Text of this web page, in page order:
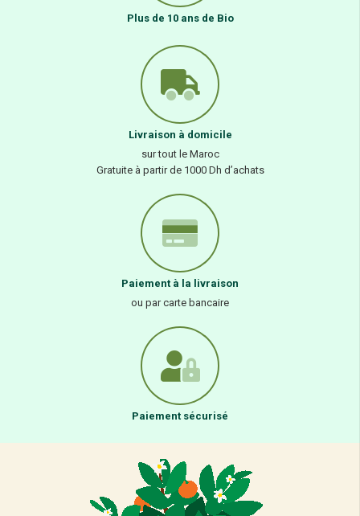
Plus de 10 ans de Bio
Livraison à domicile
sur tout le Maroc
Gratuite à partir de 1000 Dh d’achats
Paiement à la livraison
ou par carte bancaire
Paiement sécurisé